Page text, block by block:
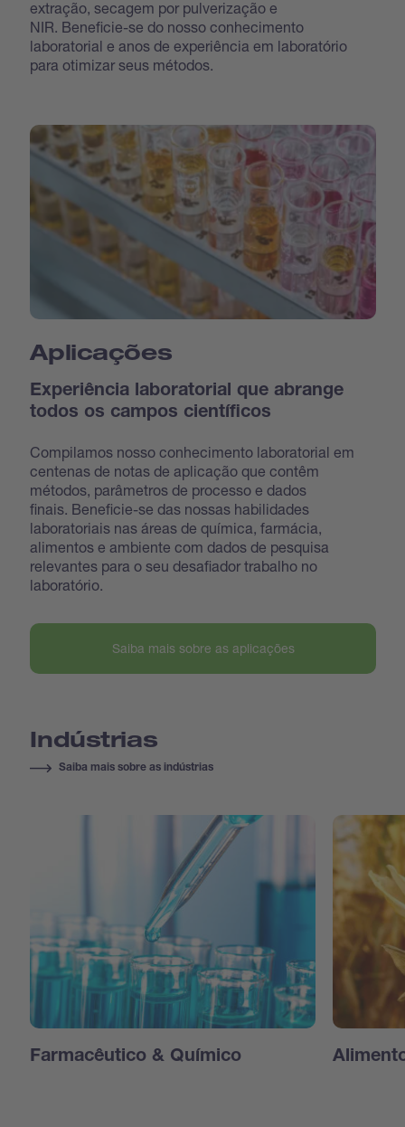
extração, secagem por pulverização e
NIR. Beneficie-se do nosso conhecimento
laboratorial e anos de experiência em laboratório
para otimizar seus métodos.
Aplicações
Experiência laboratorial que abrange
todos os campos científicos
Compilamos nosso conhecimento laboratorial em
centenas de notas de aplicação que contêm
métodos, parâmetros de processo e dados
finais. Beneficie-se das nossas habilidades
laboratoriais nas áreas de química, farmácia,
alimentos e ambiente com dados de pesquisa
relevantes para o seu desafiador trabalho no
laboratório.
Saiba mais sobre as aplicações
Indústrias
Saiba mais sobre as indústrias
Farmacêutico & Químico